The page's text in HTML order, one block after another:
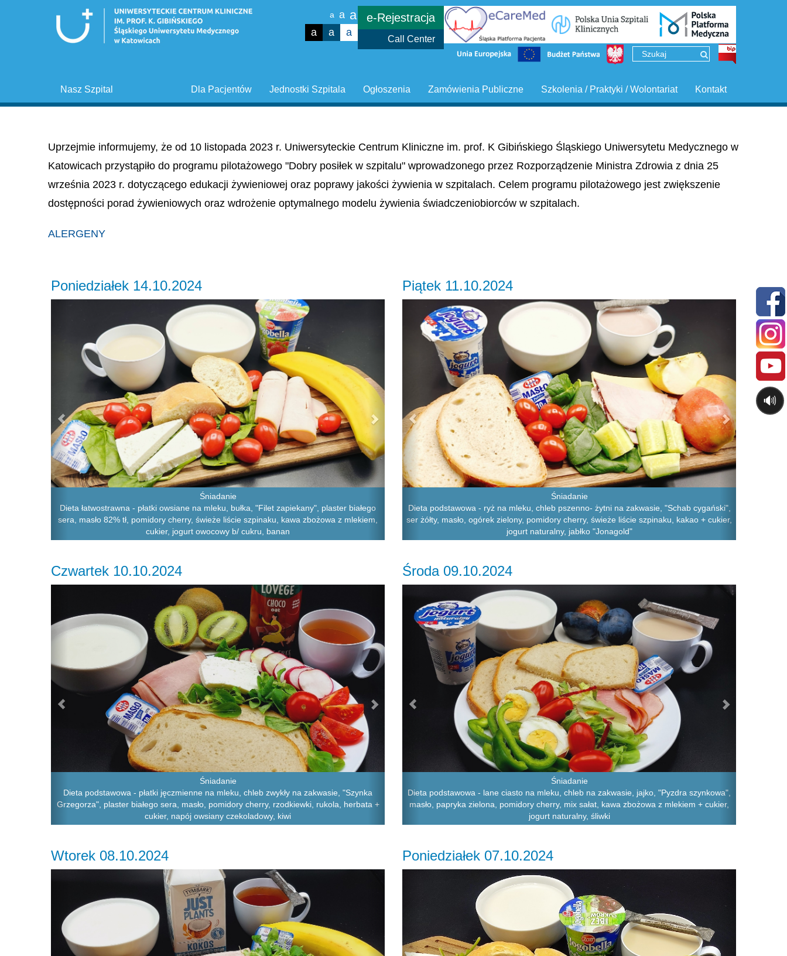
a a a
a a a
e-Rejestracja
Call Center
Kontakt
Szkolenia / Praktyki / Wolontariat
Zamówienia Publiczne
Ogłoszenia
Jednostki Szpitala
Dla Pacjentów
Nasz Szpital
Uprzejmie informujemy, że od 10 listopada 2023 r. Uniwersyteckie Centrum Kliniczne im. prof. K Gibińskiego Śląskiego Uniwersytetu Medycznego w
Katowicach przystąpiło do programu pilotażowego "Dobry posiłek w szpitalu" wprowadzonego przez Rozporządzenie Ministra Zdrowia z dnia 25
września 2023 r. dotyczącego edukacji żywieniowej oraz poprawy jakości żywienia w szpitalach. Celem programu pilotażowego jest zwiększenie
dostępności porad żywieniowych oraz wdrożenie optymalnego modelu żywienia świadczeniobiorców w szpitalach.
ALERGENY
Poniedziałek 14.10.2024
Śniadanie
Dieta łatwostrawna - płatki owsiane na mleku, bułka, "Filet zapiekany", plaster białego
sera, masło 82% tł, pomidory cherry, świeże liście szpinaku, kawa zbożowa z mlekiem,
cukier, jogurt owocowy b/ cukru, banan
Piątek 11.10.2024
Śniadanie
Dieta podstawowa - ryż na mleku, chleb pszenno- żytni na zakwasie, "Schab cygański",
ser żółty, masło, ogórek zielony, pomidory cherry, świeże liście szpinaku, kakao + cukier,
jogurt naturalny, jabłko "Jonagold"
Previous
Czwartek 10.10.2024
Śniadanie
Dieta podstawowa - płatki jęczmienne na mleku, chleb zwykły na zakwasie, "Szynka
Grzegorza", plaster białego sera, masło, pomidory cherry, rzodkiewki, rukola, herbata +
cukier, napój owsiany czekoladowy, kiwi
Środa 09.10.2024
Śniadanie
Dieta podstawowa - lane ciasto na mleku, chleb na zakwasie, jajko, "Pyzdra szynkowa",
masło, papryka zielona, pomidory cherry, mix sałat, kawa zbożowa z mlekiem + cukier,
jogurt naturalny, śliwki
Next
Wtorek 08.10.2024 Poniedziałek 07.10.2024
🔊